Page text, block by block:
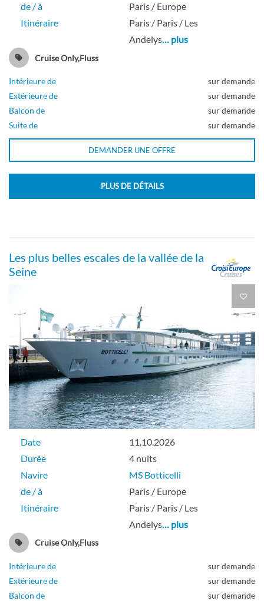
de / à
Paris / Europe
Itinéraire
Paris / Paris / Les
Andelys… plus
Cruise Only,Fluss
Intérieure de
sur demande
Extérieure de
sur demande
Balcon de
sur demande
Suite de
sur demande
DEMANDER UNE OFFRE
PLUS DE DÉTAILS
Les plus belles escales de la vallée de la
Seine
Date
11.10.2026
Durée
4 nuits
Navire
MS Botticelli
de / à
Paris / Europe
Itinéraire
Paris / Paris / Les
Andelys… plus
Cruise Only,Fluss
Intérieure de
sur demande
Extérieure de
sur demande
Balcon de
sur demande